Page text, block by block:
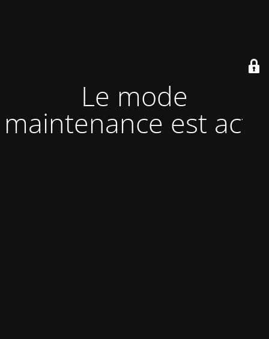
Le mode
maintenance est actif